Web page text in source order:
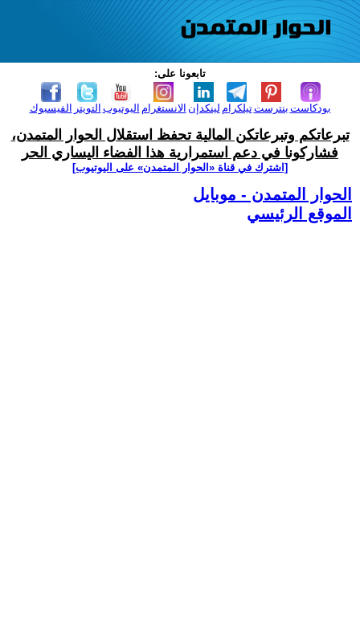
تابعونا على:
الفيسبوك التويتر اليوتيوب الانستغرام لينكدإن تيلكرامبنترست بودكاست
تبرعاتكم وتبرعاتكن المالية تحفظ استقلال الحوار المتمدن،
فشاركونا في دعم استمرارية هذا الفضاء اليساري الحر
[اشترك في قناة ‫«الحوار المتمدن» على اليوتيوب]
الحوار المتمدن - موبايل
الموقع الرئيسي